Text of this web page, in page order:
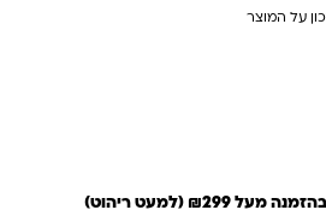
על המוצר
₪299 (למעט ריהוט)